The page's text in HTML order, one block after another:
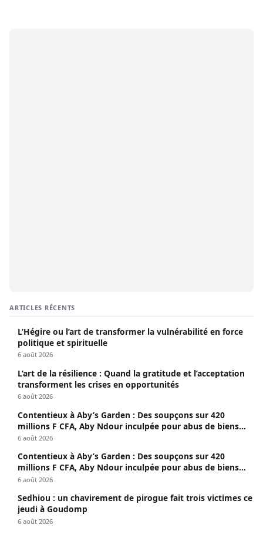
ARTICLES RÉCENTS
L’Hégire ou l’art de transformer la vulnérabilité en force
politique et spirituelle
6 août 2026
L’art de la résilience : Quand la gratitude et l’acceptation
transforment les crises en opportunités
6 août 2026
Contentieux à Aby’s Garden : Des soupçons sur 420
millions F CFA, Aby Ndour inculpée pour abus de biens
sociaux
6 août 2026
Contentieux à Aby’s Garden : Des soupçons sur 420
millions F CFA, Aby Ndour inculpée pour abus de biens
sociaux
6 août 2026
Sedhiou : un chavirement de pirogue fait trois victimes ce
jeudi à Goudomp
6 août 2026